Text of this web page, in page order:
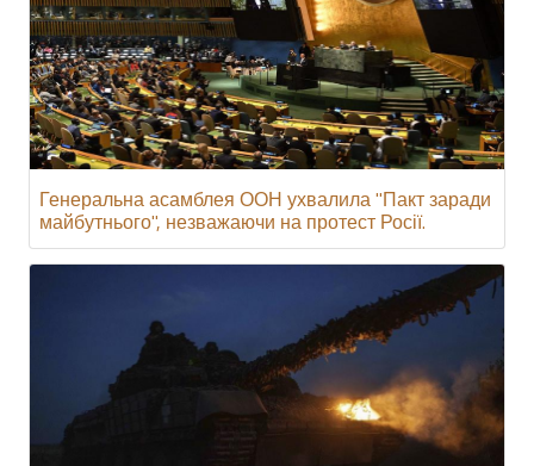
Генеральна асамблея ООН ухвалила "Пакт заради
майбутнього", незважаючи на протест Росії.